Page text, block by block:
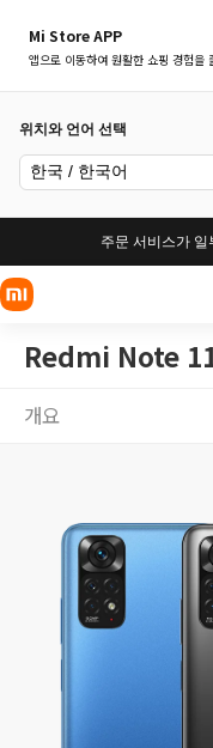
Mi Store APP
앱으로 이동하여 원활한 쇼핑 경험을
위치와 언어 선택
한국 / 한국어
주문 서비스가
Redmi Note
개요